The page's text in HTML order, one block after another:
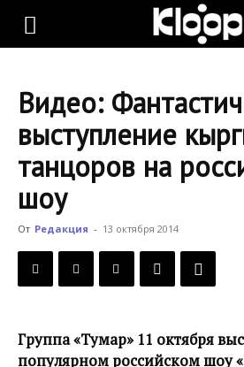
KLOOP.KG
Новости
Кыргызстана
Видео:
выступление
танцоров на
шоу
От Редакция - 13 октября 2014
Группа «Тумар» 11 октября
популярном российском шоу